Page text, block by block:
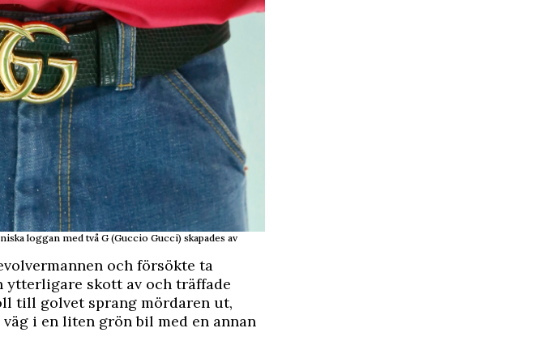
loggan med två G (Guccio Gucci) skapades av
och försökte ta
ytterligare skott av och träffade
till golvet sprang mördaren ut,
i en liten grön bil med en annan